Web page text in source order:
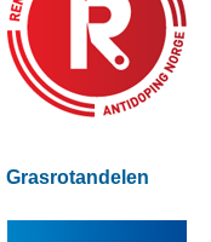
Grasrotandelen